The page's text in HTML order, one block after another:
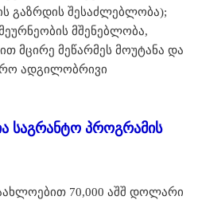
გაზრდის შესაძლებლობა);
მშენებლობა,
მცირე მეწარმეს მოუტანა და
ადგილობრივი
საგრანტო პროგრამის
70,000 აშშ დოლარი